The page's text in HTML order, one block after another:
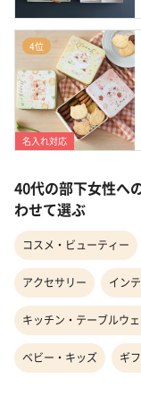
4位
名入れ対応
40代の部下女性へ
わせて選ぶ
コスメ・ビューティー
アクセサリー イン
キッチン・テーブルウ
ベビー・キッズ ギ